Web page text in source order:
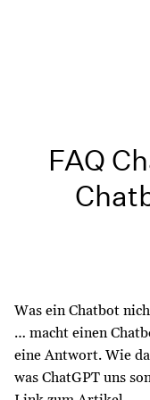
FAQ
Was ein Chatbot
… macht einen
eine Antwort. Wie
was ChatGPT uns